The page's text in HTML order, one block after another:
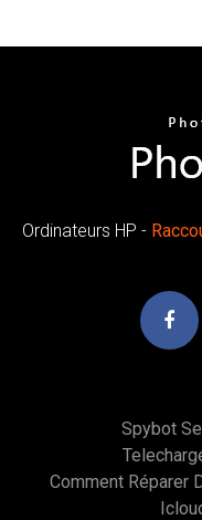
Ordinateurs HP -
Spybot
Comment Réparer